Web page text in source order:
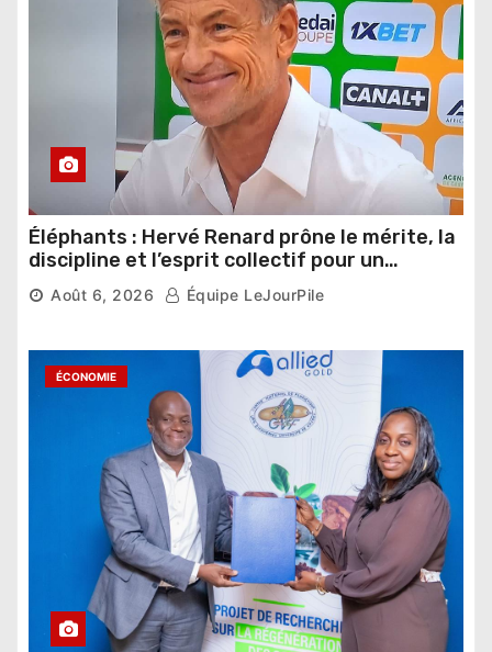
Éléphants : Hervé Renard prône le mérite, la
discipline et l’esprit collectif pour un
nouveau départ
Août 6, 2026 Équipe LeJourPile
ÉCONOMIE